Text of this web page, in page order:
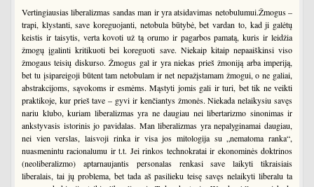
Vertingiausias liberalizmas sandas man ir yra atsidavimas netobulumui.Žmogus –
trapi, klystanti, save koreguojanti, netobula būtybė, bet vardan to, kad ji galėtų
keistis ir taisytis, verta kovoti už tą orumo ir pagarbos pamatą, kuris ir leidžia
žmogų įgalinti kritikuoti bei koreguoti save. Niekaip kitaip nepaaiškinsi viso
žmogaus teisių diskurso. Žmogus gal ir yra niekas prieš žmoniją arba imperiją,
bet tu įsipareigoji būtent tam netobulam ir net nepažįstamam žmogui, o ne galiai,
abstrakcijoms, sąvokoms ir esmėms. Mąstyti jomis gali ir turi, bet tik ne veikti
praktikoje, kur prieš tave – gyvi ir kenčiantys žmonės. Niekada nelaikysiu savęs
nariu klubo, kuriam liberalizmas yra ne daugiau nei libertarizmo sinonimas ir
ankstyvasis istorinis jo pavidalas. Man liberalizmas yra nepalyginamai daugiau,
nei vien verslas, laisvoji rinka ir visa jos mitologija su „nematoma ranka“,
nuasmenintu racionalumu ir t.t. Jei rinkos technokratai ir ekonominės doktrinos
(neoliberalizmo) aptarnaujantis personalas renkasi save laikyti tikraisiais
liberalais, tai jų problema, bet tada aš pasilieku teisę savęs nelaikyti liberalu ta